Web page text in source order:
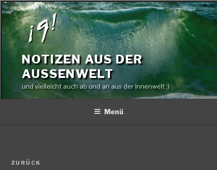
Zum
Inhalt
springen
NOTIZEN AUS DER
AUSSENWELT
und vielleicht auch ab und an aus der Innenwelt ;)
Menü
Beitragsnavigation
Vorheriger
ZURÜCK